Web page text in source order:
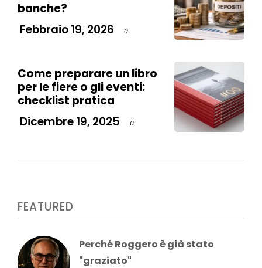
banche?
Febbraio 19, 2026
0
Come preparare un libro
per le fiere o gli eventi:
checklist pratica
Dicembre 19, 2025
0
FEATURED
Perché Roggero è già stato
"graziato"